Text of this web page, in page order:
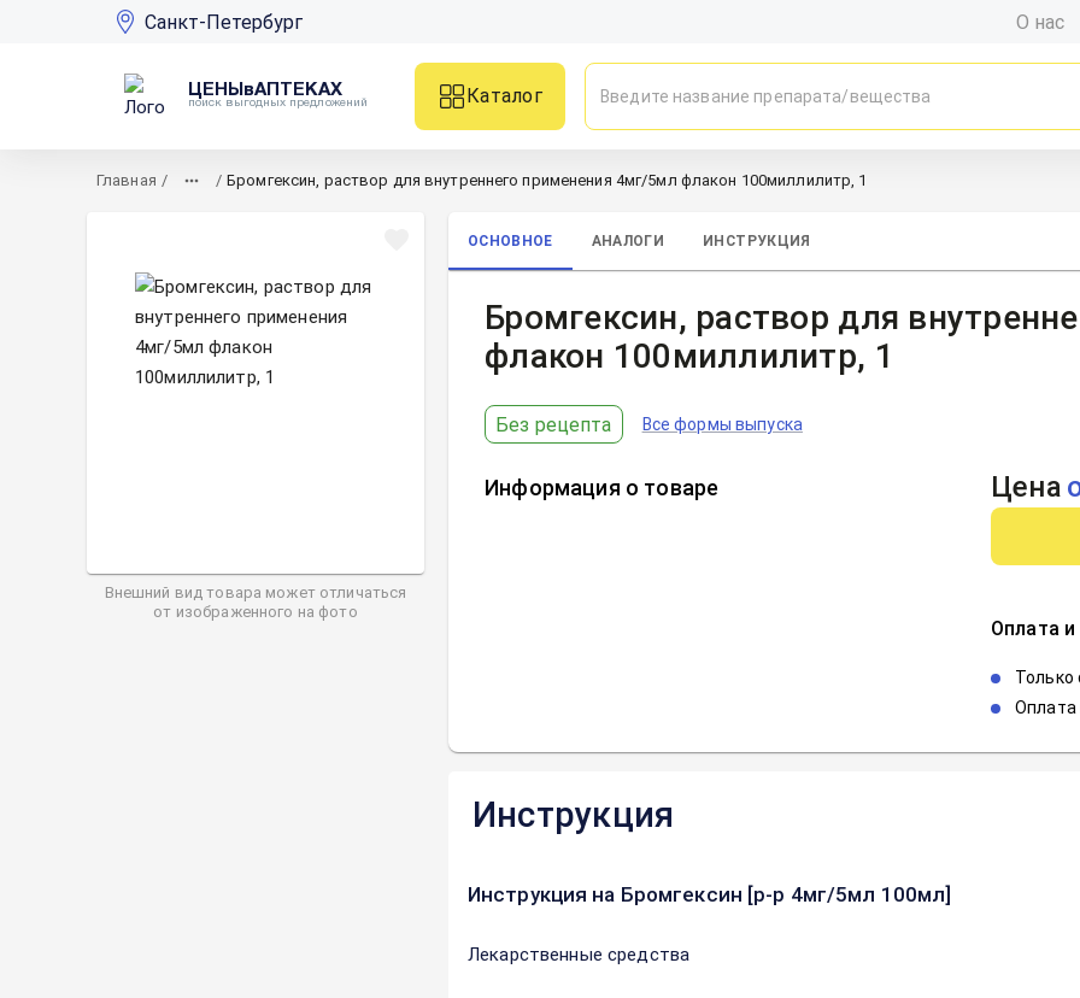
Санкт-Петербург О нас
ЦЕНЫвАПТЕКАХ
поиск выгодных предложений
Каталог
Главная / / Бромгексин, раствор для внутреннего применения 4мг/5мл флакон 100миллилитр, 1
Внешний вид товара может отличаться
от изображенного на фото
ОСНОВНОЕ АНАЛОГИ ИНСТРУКЦИЯ
Бромгексин, раствор для
флакон 100миллилитр, 1
Без рецепта Все формы выпуска
Информация о товаре Цена
Оплата
Только
Оплата
Инструкция
Инструкция на Бромгексин [р-р 4мг/5мл 100мл]
Лекарственные средства